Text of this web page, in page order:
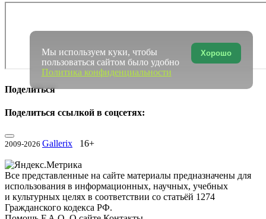
Поделиться
Поделиться ссылкой в соцсетях:
2009-2026 Gallerix 16+
Все представленные на сайте материалы предназначены для
использования в информационных, научных, учебных
и культурных целях в соответствии со статьёй 1274
Гражданского кодекса РФ.
Хорошо
Мы используем куки, чтобы
пользоваться сайтом было удобно
Политика конфиденциальности